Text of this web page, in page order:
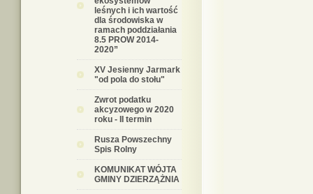
leśnych i ich wartość
dla środowiska w
ramach poddziałania
8.5 PROW 2014-
2020”
XV Jesienny Jarmark
"od pola do stołu"
Zwrot podatku
akcyzowego w 2020
roku - II termin
Rusza Powszechny
Spis Rolny
KOMUNIKAT WÓJTA
GMINY DZIERZĄŻNIA